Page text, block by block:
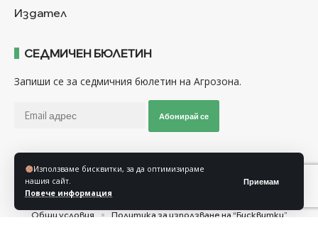
Използваме бисквитки, за да оптимизираме
нашия сайт.
Повече информация
Приемам
Издател
СЕДМИЧЕН БЮЛЕТИН
Запиши се за седмичния бюлетин на Агрозона.
Абонирай се
Последвайте ни
Общи условия
Политика за използване на “Бисквитки”